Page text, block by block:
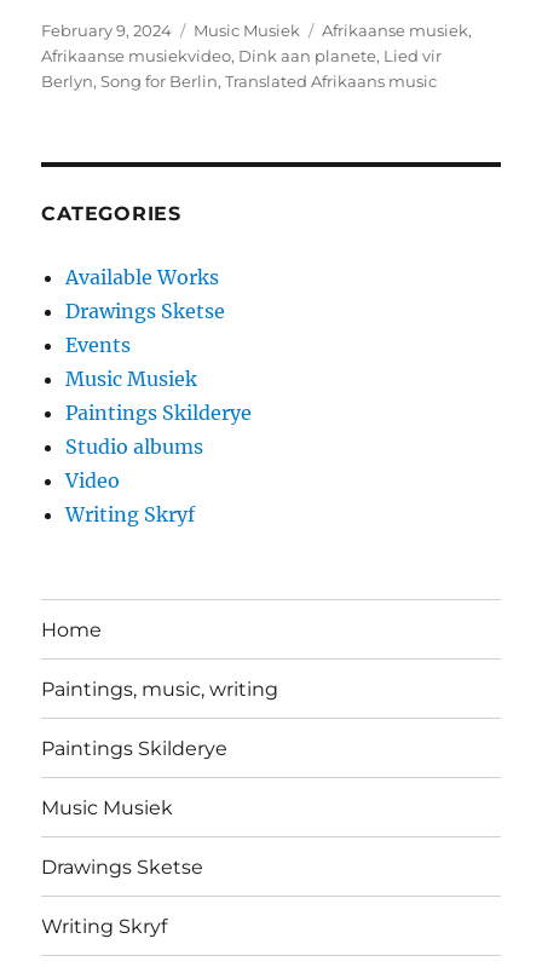
Posted
on
February 9, 2024 Categories
Music Musiek Tags
Afrikaanse musiek,
Afrikaanse musiekvideo, Dink aan planete, Lied vir
Berlyn,Song for Berlin,Translated Afrikaans music
CATEGORIES
Available Works
Drawings Sketse
Events
Music Musiek
Paintings Skilderye
Studio albums
Video
Writing Skryf
Home
Paintings, music, writing
Paintings Skilderye
Music Musiek
Drawings Sketse
Writing Skryf